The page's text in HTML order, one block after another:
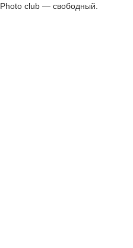
Photo club — свободный.